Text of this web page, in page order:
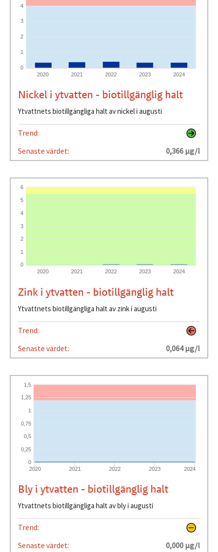
2020 2021 2022 2023 2024
0
1
2
3
4
Nickel i ytvatten - biotillgänglig halt
Ytvattnets biotillgängliga halt av nickel i augusti
Trend:
Senaste värdet:
0,366 µg/l
2020 2021 2022 2023 2024
0
1
2
3
4
5
6
Zink i ytvatten - biotillgänglig halt
Ytvattnets biotillgängliga halt av zink i augusti
Trend:
Senaste värdet:
0,064 µg/l
2020 2021 2022 2023 2024
0
0,25
0,5
0,75
1
1,25
1,5
Bly i ytvatten - biotillgänglig halt
Ytvattnets biotillgängliga halt av bly i augusti
Trend:
Senaste värdet:
0,000 µg/l